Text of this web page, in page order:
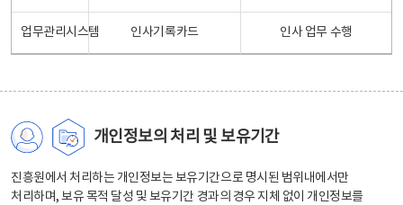
업무관리시스템 인사기록카드 인사 업무 수행
개인정보의 처리 및 보유기간
진흥원에서 처리하는 개인정보는 보유기간으로 명시된 범위내에서만
처리하며, 보유 목적 달성 및 보유기간 경과의 경우 지체 없이 개인정보를